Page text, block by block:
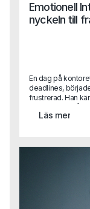
Emotionell
nyckeln till
En dag på
deadlines,
frustrerad. Han
nära. Det var då
empatisk
exempel på hög
situationen,
erbjöd hjälp för
illustrerar varför
ledare. Det
om att förstå och
varje given
Läs mer